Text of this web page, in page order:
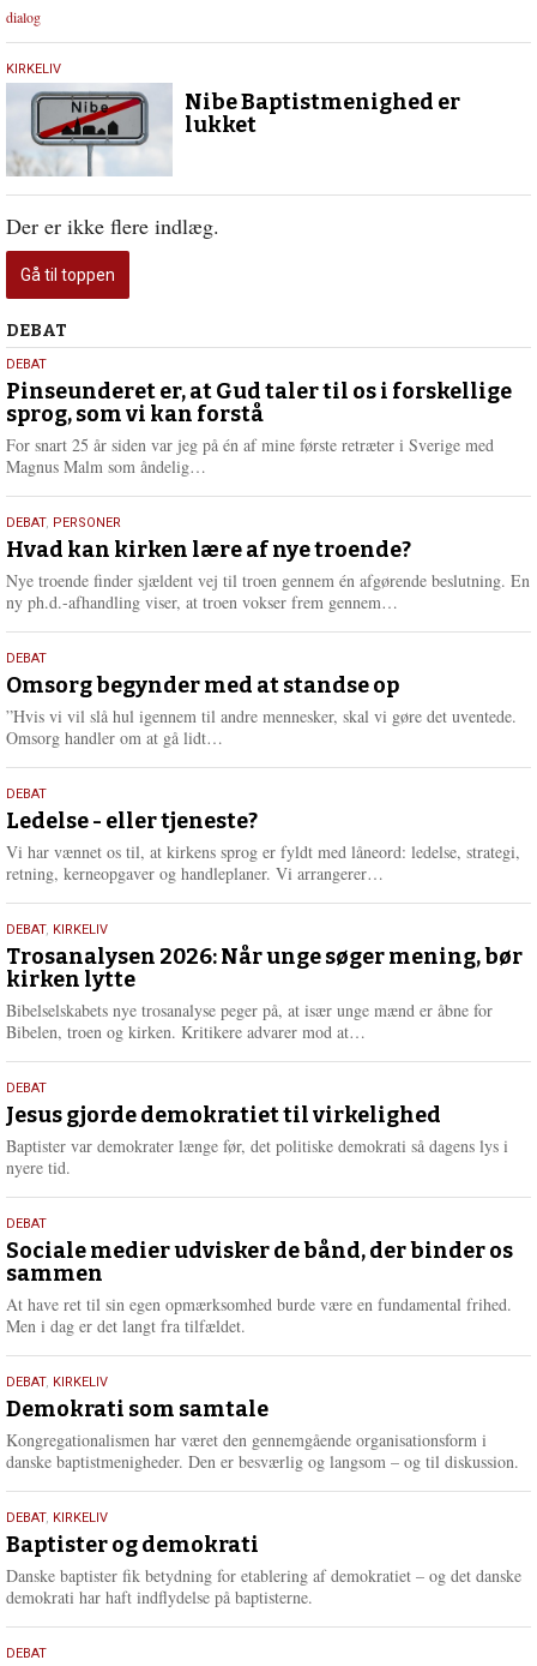
dialog
24.
februar
2021
KIRKELIV
Nibe Baptistmenighed er
lukket
Der er ikke flere indlæg.
Gå til toppen
Debat
DEBAT
5.
august
2026
DEBAT
Pinseunderet er, at Gud taler til os i forskellige
sprog, som vi kan forstå
For snart 25 år siden var jeg på én af mine første retræter i Sverige med
Magnus Malm som åndelig…
e
r
e
25.
juli
2026
DEBAT, PERSONER
Hvad kan kirken lære af nye troende?
Nye troende finder sjældent vej til troen gennem én afgørende beslutning. En
ny ph.d.-afhandling viser, at troen vokser frem gennem…
e
r
e
9.
juli
2026
DEBAT
Omsorg begynder med at standse op
”Hvis vi vil slå hul igennem til andre mennesker, skal vi gøre det uventede.
Omsorg handler om at gå lidt…
e
r
e
10.
juni
2026
DEBAT
Ledelse - eller tjeneste?
Vi har vænnet os til, at kirkens sprog er fyldt med låneord: ledelse, strategi,
retning, kerneopgaver og handleplaner. Vi arrangerer…
e
2.
juni
2026
DEBAT, KIRKELIV
Trosanalysen 2026: Når unge søger mening, bør
kirken lytte
Bibelselskabets nye trosanalyse peger på, at især unge mænd er åbne for
Bibelen, troen og kirken. Kritikere advarer mod at…
e
r
18.
maj
2026
DEBAT
Jesus gjorde demokratiet til virkelighed
Baptister var demokrater længe før, det politiske demokrati så dagens lys i
nyere tid.
18.
maj
2026
DEBAT
Sociale medier udvisker de bånd, der binder os
sammen
At have ret til sin egen opmærksomhed burde være en fundamental frihed.
Men i dag er det langt fra tilfældet.
18.
maj
2026
DEBAT, KIRKELIV
Demokrati som samtale
Kongregationalismen har været den gennemgående organisationsform i
danske baptistmenigheder. Den er besværlig og langsom – og til diskussion.
18.
maj
2026
DEBAT, KIRKELIV
Baptister og demokrati
Danske baptister fik betydning for etablering af demokratiet – og det danske
demokrati har haft indflydelse på baptisterne.
18.
DEBAT